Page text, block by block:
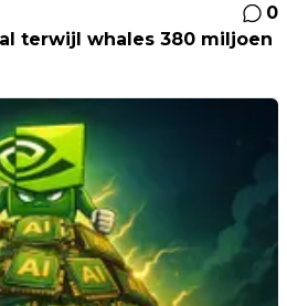
0
terwijl whales 380 miljoen